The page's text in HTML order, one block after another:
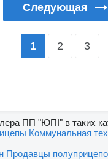
Следующая
1 2 3
ПП "ЮПІ" в таких
Коммунальная
Продавцы